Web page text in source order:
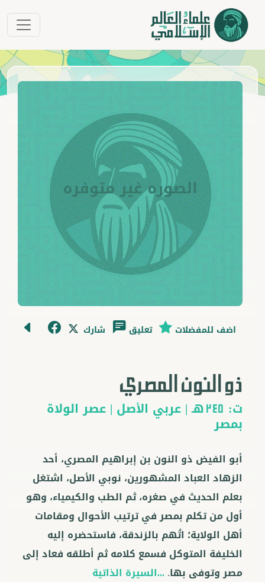
شارك تعليق اضف للمفضلات
ذو النون المصري
ت: 245هـ | عربي الأصل | عصر الولاة
بمصر
أبو الفيض ذو النون بن إبراهيم المصري، أحد
الزهاد العباد المشهورين، نوبي الأصل، اشتغل
بعلم الحديث في صغره، ثم الطب والكيمياء، وهو
أول من تكلم بمصر في ترتيب الأحوال ومقامات
أهل الولاية؛ اتُهم بالزندقة، فاستحضره إليه
الخليفة المتوكل فسمع كلامه ثم أطلقه فعاد إلى
مصر وتوفى بها....السيرة الذاتية